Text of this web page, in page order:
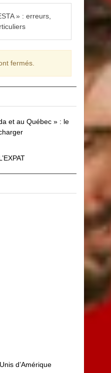
» : erreurs,
fermés.
et au Québec » : le
d’Amérique